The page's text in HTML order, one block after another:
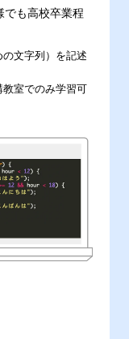
でも高校卒業程
文字列）を記述
室でのみ学習可